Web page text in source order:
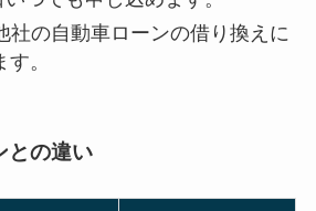
社の自動車ローンの借り換えに
。
との違い